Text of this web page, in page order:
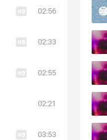
02:56
02:33
02:55
02:21
03:53